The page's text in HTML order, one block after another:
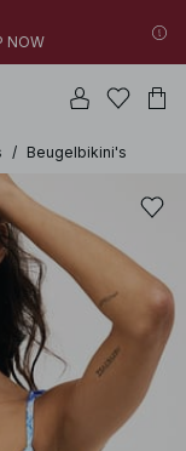
NOW
/ Beugelbikini's